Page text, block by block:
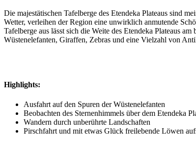
Die majestätischen Tafelberge des Etendeka Plateaus sind
Wetter, verleihen der Region eine unwirklich anmutende
Tafelberge aus lässt sich die Weite des Etendeka Plateaus
Wüstenelefanten, Giraffen, Zebras und eine Vielzahl von
Highlights:
Ausfahrt auf den Spuren der Wüstenelefanten
Beobachten des Sternenhimmels über dem Etendeka
Wandern durch unberührte Landschaften
Pirschfahrt und mit etwas Glück freilebende Löwen